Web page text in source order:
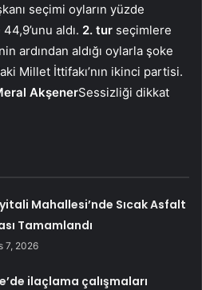
seçimi oyların yüzde
aldı. 2. tur seçimlere
ardından aldığı oylarla şoke
Millet İttifakı’nın ikinci partisi.
AkşenerSessizliği dikkat
Mahallesi’nde Sıcak Asfalt
Tamamlandı
7, 2026
ilaçlama çalışmaları